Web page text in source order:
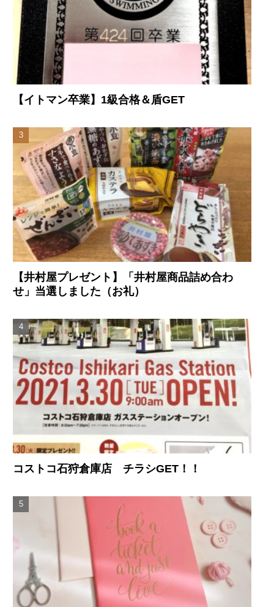
【イトマン卒業】1級合格＆盾GET
【井村屋プレゼント】「井村屋商品詰め合わ
せ」当選しました（お礼）
コストコ石狩倉庫店 チラシGET！！